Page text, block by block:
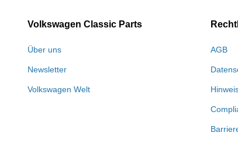
Volkswagen Classic Parts
Über uns
Newsletter
Volkswagen Welt
AGB